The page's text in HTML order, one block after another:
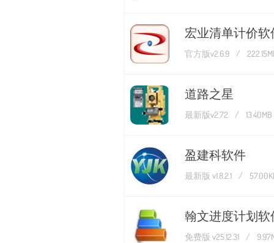
宏业清单计价软
官方版v2.6.9 /
道路之星
最新版v2.72 / 13.40MB
盈建科软件
最新版 v1.8.2.1 /
翰文进度计划软
免费版 v25.12.31 /